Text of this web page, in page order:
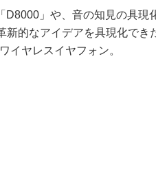
」や、音の知見の具現
新的なアイデアを具現化でき
イヤレスイヤフォン。